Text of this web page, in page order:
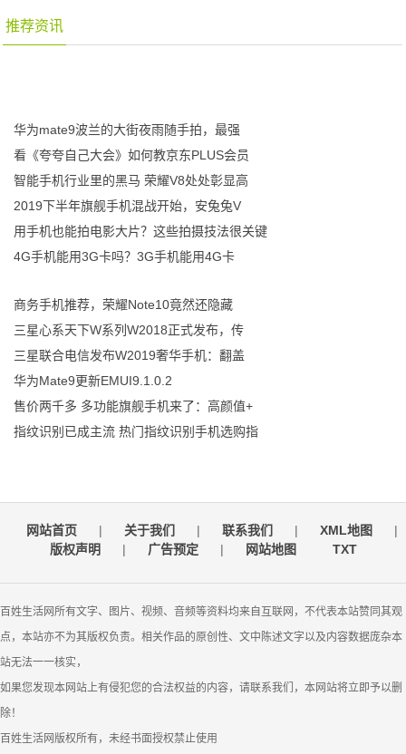
推荐资讯
华为mate9波兰的大街夜雨随手拍，最强
看《夸夸自己大会》如何教京东PLUS会员
智能手机行业里的黑马 荣耀V8处处彰显高
2019下半年旗舰手机混战开始，安兔兔V
用手机也能拍电影大片？这些拍摄技法很关键
4G手机能用3G卡吗？3G手机能用4G卡
商务手机推荐，荣耀Note10竟然还隐藏
三星心系天下W系列W2018正式发布，传
三星联合电信发布W2019奢华手机：翻盖
华为Mate9更新EMUI9.1.0.2
售价两千多 多功能旗舰手机来了：高颜值+
指纹识别已成主流 热门指纹识别手机选购指
网站首页 | 关于我们 | 联系我们 | XML地图
|
版权声明
| 广告预定 | 网站地图 TXT
百姓生活网所有文字、图片、视频、音频等资料均来自互联网，不代表本站赞同其观
点，本站亦不为其版权负责。相关作品的原创性、文中陈述文字以及内容数据庞杂本
站无法一一核实，
如果您发现本网站上有侵犯您的合法权益的内容，请联系我们，本网站将立即予以删
除！
百姓生活网版权所有，未经书面授权禁止使用